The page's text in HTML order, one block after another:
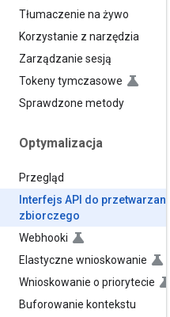
Tłumaczenie na żywo
Korzystanie z narzędzia
Zarządzanie sesją
Tokeny tymczasowe
Sprawdzone metody
Optymalizacja
Przegląd
Interfejs API do przetwarzania
zbiorczego
Webhooki
Elastyczne wnioskowanie
Wnioskowanie o priorytecie
Buforowanie kontekstu